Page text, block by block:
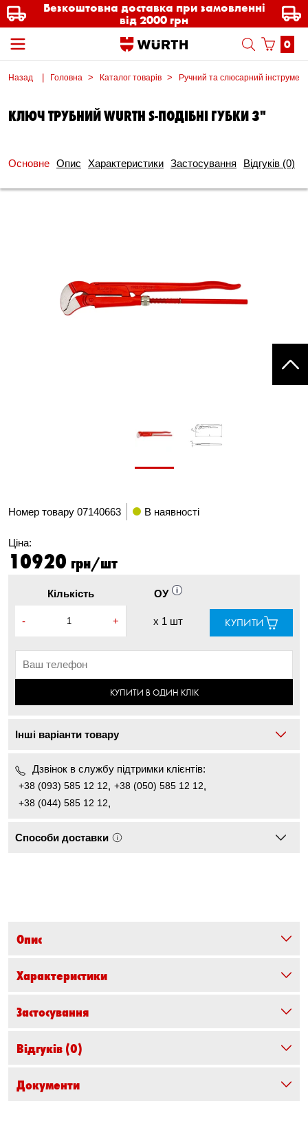
Безкоштовна доставка при замовленні
від 2000 грн
0
Назад Головна Каталог товарів Ручний та слюсарний інструмент
КЛЮЧ ТРУБНИЙ WURTH S-ПОДІБНІ ГУБКИ 3"
Основне Опис Характеристики Застосування Відгуків (0)
Номер товару 07140663 В наявності
Ціна:
10920 грн/шт
Кількість
- +
ОУ
x 1 шт КУПИТИ
КУПИТИ В ОДИН КЛІК
Інші варіанти товару
Дзвінок в службу підтримки клієнтів:
+38 (093) 585 12 12, +38 (050) 585 12 12,
+38 (044) 585 12 12,
Способи доставки
Опис
Характеристики
Застосування
Відгуків (0)
Документи